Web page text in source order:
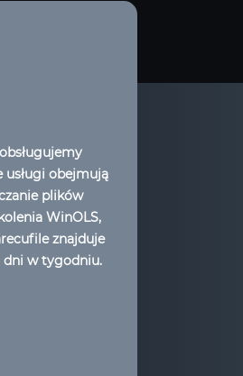
usługi obejmują
plików
WinOLS,
znajduje
dni w tygodniu.